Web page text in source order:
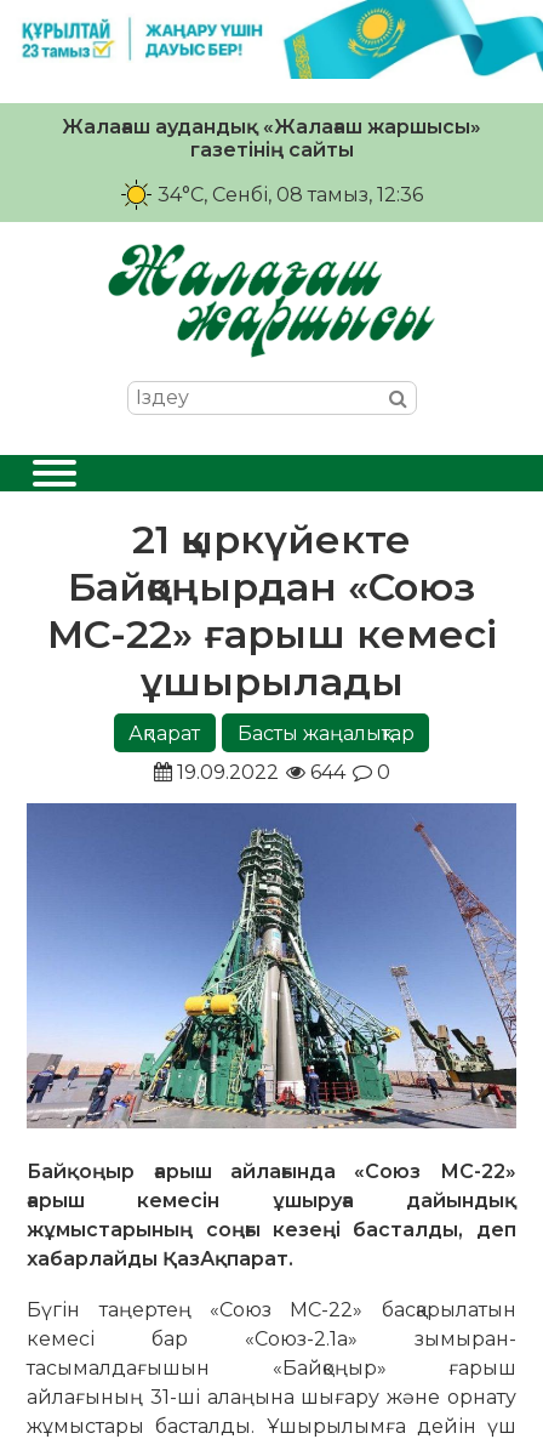
Жалағаш аудандық «Жалағаш жаршысы»
газетінің сайты
34°C, Сенбі, 08 тамыз, 12:36
21 қыркүйекте
Байқоңырдан «Союз
МС-22» ғарыш кемесі
ұшырылады
Ақпарат
Басты жаңалықтар
19.09.2022
644 0
Байқоңыр ғарыш айлағында «Союз МС-22»
ғарыш кемесін ұшыруға дайындық
жұмыстарының соңғы кезеңі басталды, деп
хабарлайды ҚазАқпарат.
Бүгін таңертең «Союз МС-22» басқарылатын
кемесі бар «Союз-2.1а» зымыран-
тасымалдағышын «Байқоңыр» ғарыш
айлағының 31-ші алаңына шығару және орнату
жұмыстары басталды. Ұшырылымға дейін үш